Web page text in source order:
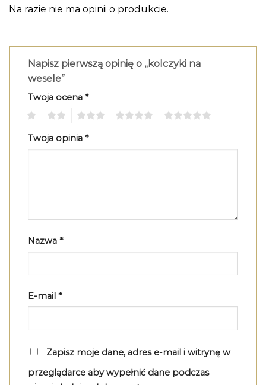
Na razie nie ma opinii o produkcie.
Napisz pierwszą opinię o „kolczyki na
wesele”
Twoja ocena *
Twoja opinia *
Nazwa *
E-mail *
Zapisz moje dane, adres e-mail i witrynę w
przeglądarce aby wypełnić dane podczas